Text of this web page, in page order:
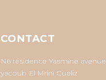
CONTACT
N6 résidence Yasmine avenue
yacoub El Mrini Gueliz